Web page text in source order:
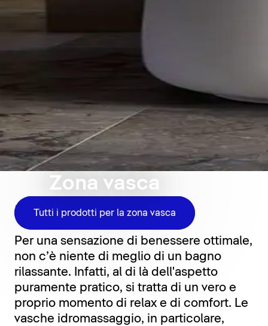
Zona vasca
Tutti i prodotti per la zona vasca
Relax per tutti i giorni
Per una sensazione di benessere ottimale,
non c’è niente di meglio di un bagno
rilassante. Infatti, al di là dell'aspetto
puramente pratico, si tratta di un vero e
proprio momento di relax e di comfort. Le
vasche idromassaggio, in particolare,